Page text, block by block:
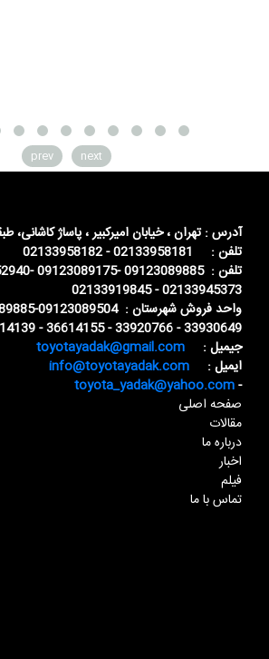
prev next
آدرس : تهران ، خیابان امیرکبیر ، پاساژ کاشانی،
تلفن : 02133958181 - 02133958182
تلفن : 09123089885 -09123089175 -02133952940 -
02133945373 - 02133919845
واحد فروش شهرستان : 09123089504-09393089885
33930649 - 33920766 - 36614155 - 36614139 - 33920765
جیمیل : toyotayadak@gmail.com
ایمیل : info@toyotayadak.com
-
toyota_yadak@yahoo.com
صفحه اصلی
مقالات
درباره ما
اخبار
فیلم
تماس با ما